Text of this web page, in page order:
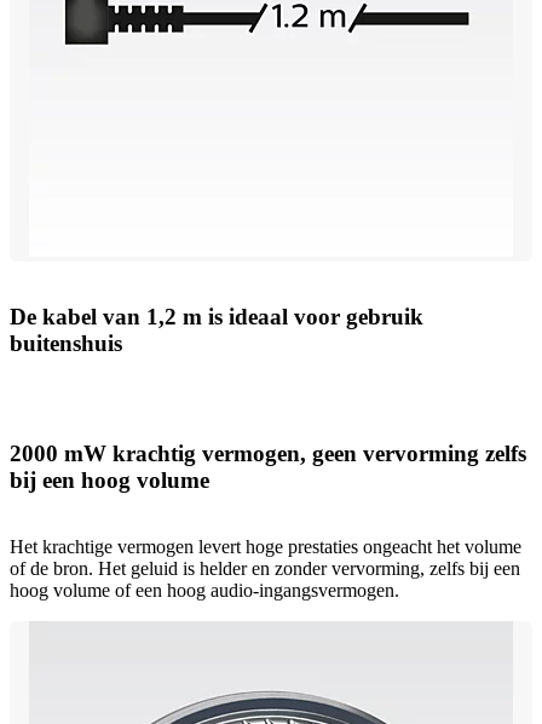
De kabel van 1,2 m is ideaal voor gebruik
buitenshuis
2000 mW krachtig vermogen, geen vervorming zelfs
bij een hoog volume
Het krachtige vermogen levert hoge prestaties ongeacht het volume
of de bron. Het geluid is helder en zonder vervorming, zelfs bij een
hoog volume of een hoog audio-ingangsvermogen.